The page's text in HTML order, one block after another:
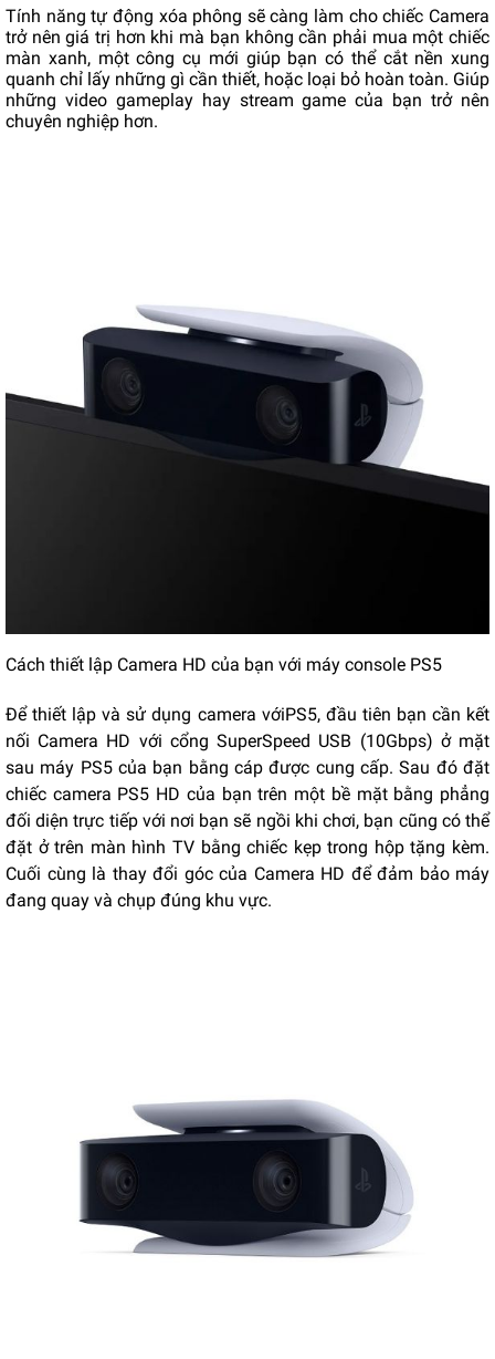
Tính năng tự động xóa phông sẽ càng làm cho chiếc Camera
trở nên giá trị hơn khi mà bạn không cần phải mua một chiếc
màn xanh, một công cụ mới giúp bạn có thể cắt nền xung
quanh chỉ lấy những gì cần thiết, hoặc loại bỏ hoàn toàn. Giúp
những video gameplay hay stream game của bạn trở nên
chuyên nghiệp hơn.
Cách thiết lập Camera HD của bạn với máy console PS5
Để thiết lập và sử dụng camera vớiPS5, đầu tiên bạn cần kết
nối Camera HD với cổng SuperSpeed USB (10Gbps) ở mặt
sau máy PS5 của bạn bằng cáp được cung cấp. Sau đó đặt
chiếc camera PS5 HD của bạn trên một bề mặt bằng phẳng
đối diện trực tiếp với nơi bạn sẽ ngồi khi chơi, bạn cũng có thể
đặt ở trên màn hình TV bằng chiếc kẹp trong hộp tặng kèm.
Cuối cùng là thay đổi góc của Camera HD để đảm bảo máy
đang quay và chụp đúng khu vực.